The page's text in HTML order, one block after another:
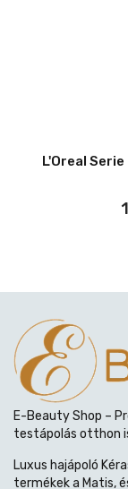
L'Oreal
E-Beauty Shop –
testápolás otthon
Luxus hajápoló
termékek a Matis,